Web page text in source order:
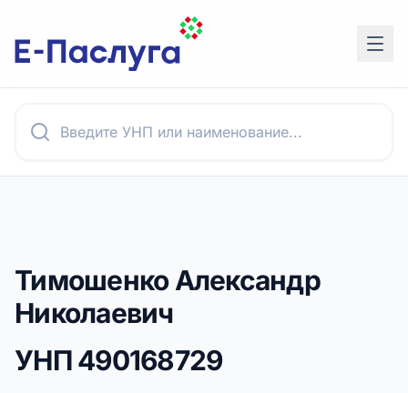
Тимошенко Александр
Николаевич
УНП490168729